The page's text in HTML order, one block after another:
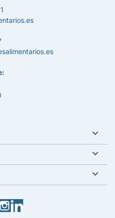
Facebook


